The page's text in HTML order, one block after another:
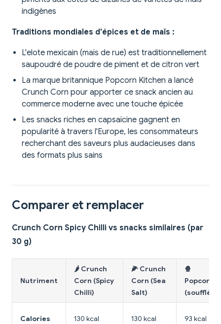
indigènes
Traditions mondiales d'épices et de maïs :
L'elote mexicain (maïs de rue) est traditionnellement
saupoudré de poudre de piment et de citron vert
La marque britannique Popcorn Kitchen a lancé
Crunch Corn pour apporter ce snack ancien au
commerce moderne avec une touche épicée
Les snacks riches en capsaïcine gagnent en
popularité à travers l'Europe, les consommateurs
recherchant des saveurs plus audacieuses dans
des formats plus sains
Comparer et remplacer
Crunch Corn Spicy Chilli vs snacks similaires (par
30 g)
Nutriment
🌶️ Crunch
Corn (Spicy
Chilli)
🌽 Crunch
Corn (Sea
Salt)
🍿
Popcorn
(soufflé)
Calories 130 kcal 130 kcal 93 kcal